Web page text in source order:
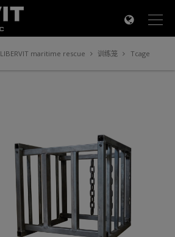
LIBERVIT maritime rescue 训练笼 Tcage
×